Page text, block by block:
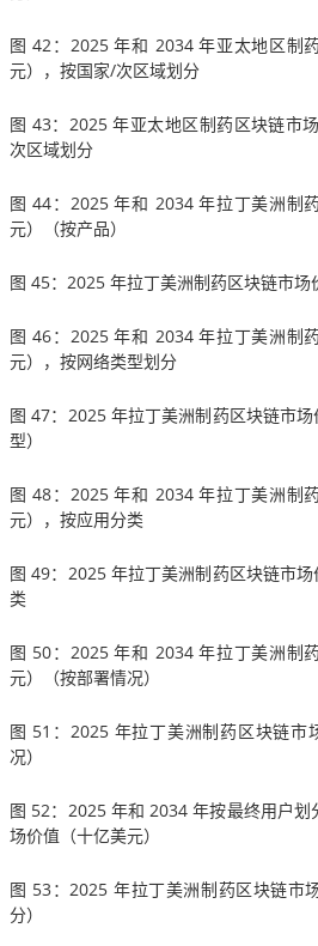
图 42：2025 年和 2034 年亚太地区制
元），按国家/次区域划分
图 43：2025 年亚太地区制药区块链市
次区域划分
图 44：2025 年和 2034 年拉丁美洲制
元）（按产品）
图 45：2025 年拉丁美洲制药区块链市场
图 46：2025 年和 2034 年拉丁美洲制
元），按网络类型划分
图 47：2025 年拉丁美洲制药区块链市
型）
图 48：2025 年和 2034 年拉丁美洲制
元），按应用分类
图 49：2025 年拉丁美洲制药区块链市
类
图 50：2025 年和 2034 年拉丁美洲制
元）（按部署情况）
图 51：2025 年拉丁美洲制药区块链市
况）
图 52：2025 年和 2034 年按最终用户
场价值（十亿美元）
图 53：2025 年拉丁美洲制药区块链市
分）